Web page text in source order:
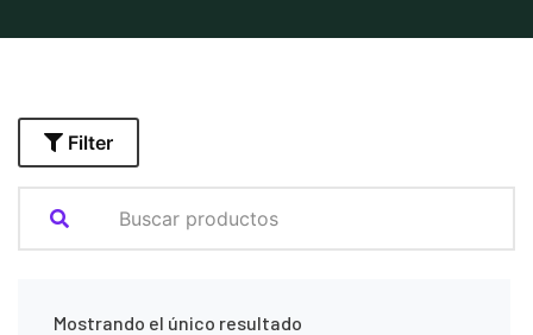
Filter
Mostrando el único resultado